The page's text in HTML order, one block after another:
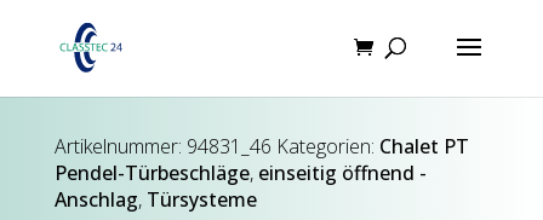
Products
Artikelnummer: 94831_46 Kategorien: Chalet PT
Pendel-Türbeschläge, einseitig öffnend -
Anschlag, Türsysteme